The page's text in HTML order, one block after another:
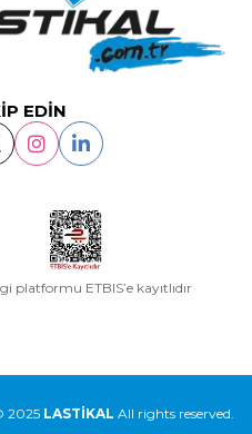
EDİN
platformu ETBIS’e kayıtlıdır
2025 LASTİKAL All rights reserved.